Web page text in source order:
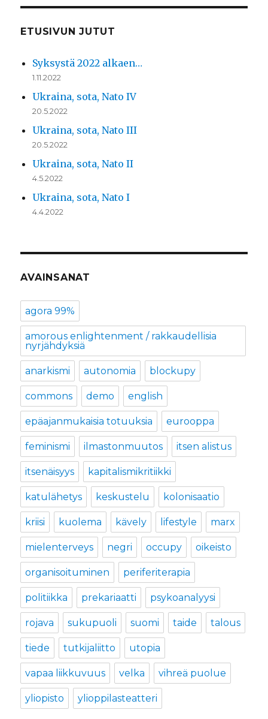
ETUSIVUN JUTUT
Syksystä 2022 alkaen…
1.11.2022
Ukraina, sota, Nato IV
20.5.2022
Ukraina, sota, Nato III
20.5.2022
Ukraina, sota, Nato II
4.5.2022
Ukraina, sota, Nato I
4.4.2022
AVAINSANAT
agora 99%
amorous enlightenment / rakkaudellisia
nyrjähdyksiä
anarkismi autonomia blockupy
commons demo english
epäajanmukaisia totuuksia eurooppa
feminismi ilmastonmuutos itsen alistus
itsenäisyys kapitalismikritiikki
katulähetys keskustelu kolonisaatio
kriisi kuolema kävely lifestyle marx
mielenterveys negri occupy oikeisto
organisoituminen periferiterapia
politiikka prekariaatti psykoanalyysi
rojava sukupuoli suomi taide talous
tiede tutkijaliitto utopia
vapaa liikkuvuus velka vihreä puolue
yliopisto ylioppilasteatteri